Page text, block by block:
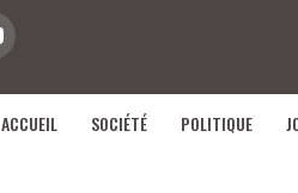
ACCUEIL SOCIÉTÉ POLITIQUE